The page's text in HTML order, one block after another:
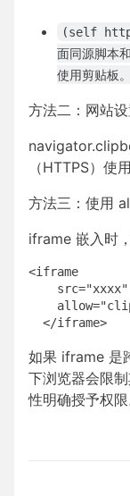
(self
面同源脚
使用剪贴板。
方法二：网站
（HTTPS）使用
方法三：使用
iframe 嵌入时
<iframe
    src="xxxx"
  </iframe>
如果 iframe 是
下浏览器会限
性明确授予权限